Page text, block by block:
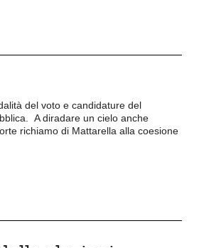
del voto e candidature del
A diradare un cielo anche
richiamo di Mattarella alla coesione